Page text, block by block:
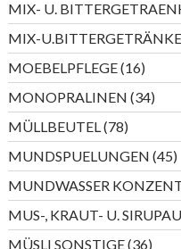
MIX- U.
MIX-
MOEBELPFLEGE 1616
MONOPRALINEN 3434
MÜLLBEUTEL 7878
Produkte
MUNDSPUELUNGEN 4545
MUNDWASSER
MUS-, KRAUT- U.
MÜSLI SONSTIGE 3636